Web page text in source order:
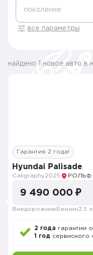
поколение
все параметры
найдено 1 новое авто в
Гарантия 2 года!
Hyundai Palisade
Caligraphy2025 РОЛЬФ
9 490 000 ₽
Внедорожник Бензин2.5 л.
2 года гарантии
1 год сервисного